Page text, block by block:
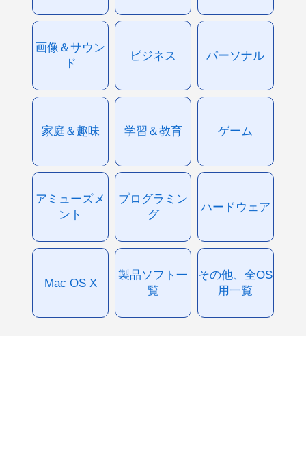
画像＆サウン
ド
ビジネス パーソナル
家庭＆趣味 学習＆教育 ゲーム
アミューズメ
ント
プログラミン
グ
ハードウェア
Mac OS X
製品ソフト一
覧
その他、全OS
用一覧